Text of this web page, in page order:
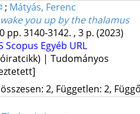
; Mátyás, Ferenc
you up by the thalamus
pp. 3140-3142. , 3 p. (2023)
Scopus Egyéb URL
| Tudományos
2, Független: 2,